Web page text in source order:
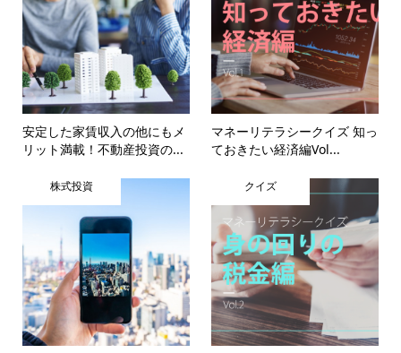
安定した家賃収入の他にもメ
リット満載！不動産投資の...
マネーリテラシークイズ 知っ
ておきたい経済編Vol...
株式投資 クイズ